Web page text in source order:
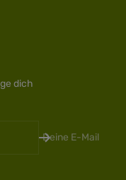
dich
Deine E-Mail